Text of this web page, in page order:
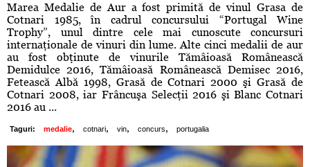
Marea Medalie de Aur a fost primită de vinul Grasa de
Cotnari 1985, în cadrul concursului “Portugal Wine
Trophy”, unul dintre cele mai cunoscute concursuri
internaţionale de vinuri din lume. Alte cinci medalii de aur
au fost obţinute de vinurile Tămâioasă Românească
Demidulce 2016, Tămâioasă Românească Demisec 2016,
Fetească Albă 1998, Grasă de Cotnari 2000 şi Grasă de
Cotnari 2008, iar Frâncuşa Selecţii 2016 şi Blanc Cotnari
2016 au ...
Taguri: medalie, cotnari, vin, concurs, portugalia